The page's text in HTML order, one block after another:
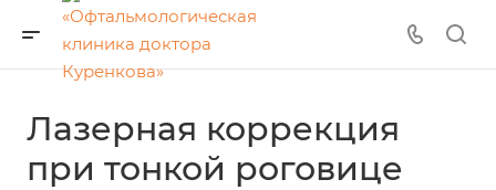
Лазерная коррекция
при тонкой роговице